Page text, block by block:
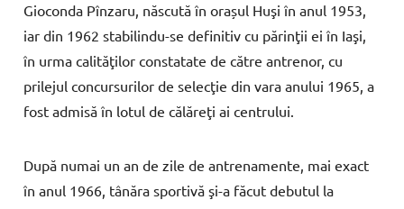
Gioconda Pînzaru, născută în orașul Huşi în anul 1953,
iar din 1962 stabilindu-se definitiv cu părinţii ei în Iaşi,
în urma calităţilor constatate de către antrenor, cu
prilejul concursurilor de selecţie din vara anului 1965, a
fost admisă în lotul de călăreţi ai centrului.
După numai un an de zile de antrenamente, mai exact
în anul 1966, tânăra sportivă şi-a făcut debutul la